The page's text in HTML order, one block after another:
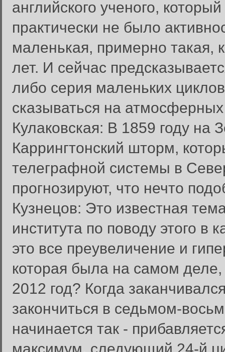
английского ученого,
практически не было
маленькая, примерно такая,
лет. И сейчас
либо серия маленьких
сказываться на
Кулаковская: В 1859 году
Каррингтонский шторм,
телеграфной системы в
прогнозируют, что нечто
Кузнецов: Это известная
института по поводу этого в
это все преувеличение и
которая была на самом
2012 год? Когда
закончиться в седьмом-
начинается так -